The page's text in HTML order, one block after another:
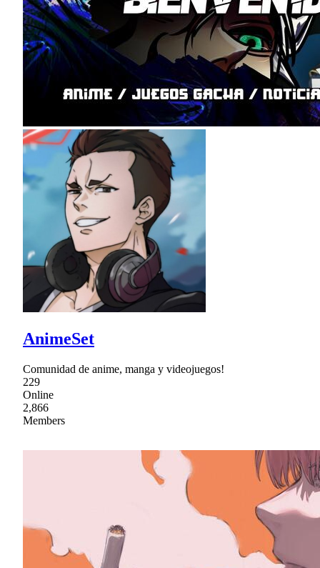
AnimeSet
Comunidad de anime, manga y videojuegos!
229
Online
2,866
Members